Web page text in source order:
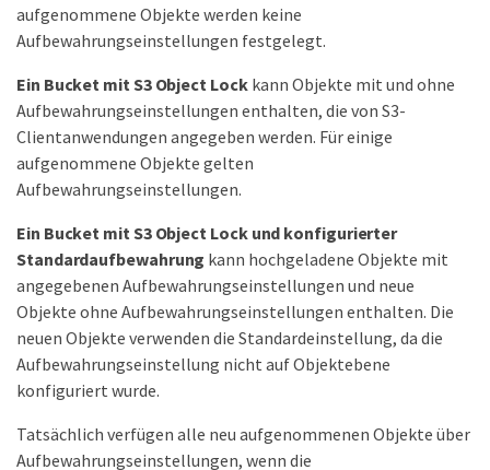
aufgenommene Objekte werden keine
Aufbewahrungseinstellungen festgelegt.
Ein Bucket mit S3 Object Lockkann Objekte mit und ohne
Aufbewahrungseinstellungen enthalten, die von S3-
Clientanwendungen angegeben werden. Für einige
aufgenommene Objekte gelten
Aufbewahrungseinstellungen.
Ein Bucket mit S3 Object Lock und konfigurierter
Standardaufbewahrung kann hochgeladene Objekte mit
angegebenen Aufbewahrungseinstellungen und neue
Objekte ohne Aufbewahrungseinstellungen enthalten. Die
neuen Objekte verwenden die Standardeinstellung, da die
Aufbewahrungseinstellung nicht auf Objektebene
konfiguriert wurde.
Tatsächlich verfügen alle neu aufgenommenen Objekte über
Aufbewahrungseinstellungen, wenn die